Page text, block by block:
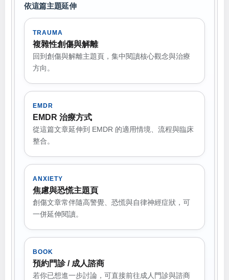
依這篇主題延伸
TRAUMA
複雜性創傷與解離
回到創傷與解離主題頁，集中閱讀核心觀念與治療
方向。
EMDR
EMDR 治療方式
從這篇文章延伸到 EMDR 的適用情境、流程與臨床
整合。
ANXIETY
焦慮與恐慌主題頁
創傷文章常伴隨高警覺、恐慌與自律神經症狀，可
一併延伸閱讀。
BOOK
預約門診 / 成人諮商
若你已想進一步討論，可直接前往成人門診與諮商